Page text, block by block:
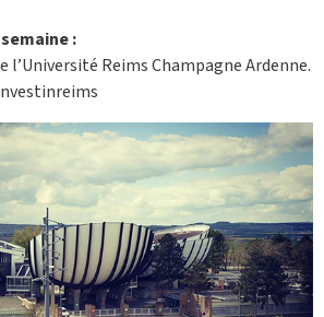
:
l’Université Reims Champagne Ardenne.